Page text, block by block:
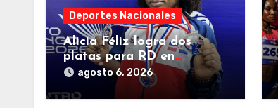
Deportes Nacionales
Alicia Féliz logra dos
platas para RD en
modalidad pesas de los
Centroamericanos
agosto 6, 2026